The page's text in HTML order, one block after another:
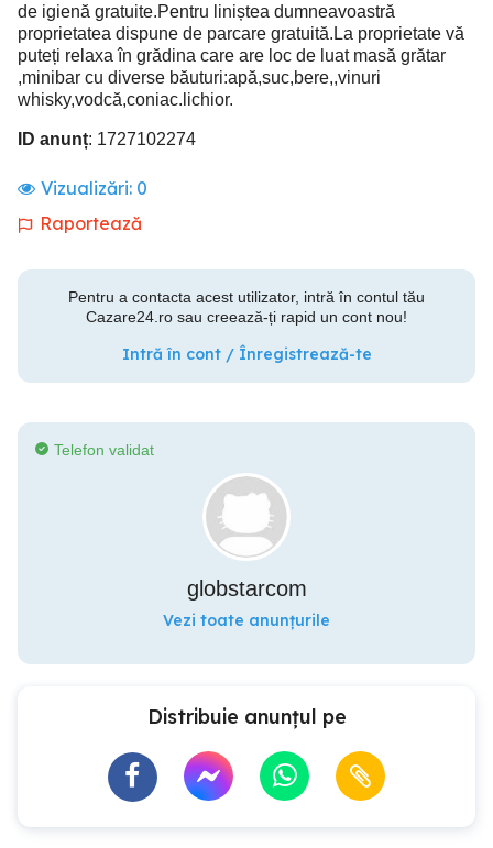
de igienă gratuite.Pentru liniștea dumneavoastră
proprietatea dispune de parcare gratuită.La proprietate vă
puteți relaxa în grădina care are loc de luat masă grătar
,minibar cu diverse băuturi:apă,suc,bere,,vinuri
whisky,vodcă,coniac.lichior.
ID anunț: 1727102274
Vizualizări: 0
Raportează
Pentru a contacta acest utilizator, intră în contul tău
Cazare24.ro sau creează-ți rapid un cont nou!
Intră în cont / Înregistrează-te
Telefon validat
globstarcom
Vezi toate anunțurile
Distribuie anunțul pe